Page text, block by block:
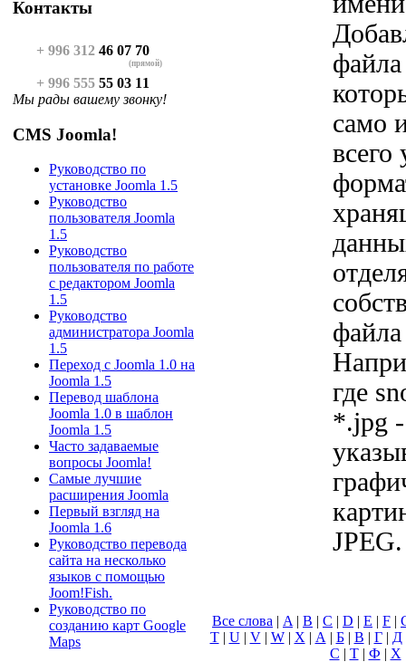
Контакты
+ 996 312 46 07 70
(прямой)
+ 996 555 55 03 11
Мы рады вашему звонку!
CMS Joomla!
Руководство по
установке Joomla 1.5
Руководство
пользователя Joomla
1.5
Руководство
пользователя по работе
с редактором Joomla
1.5
Руководство
администратора Joomla
1.5
Переход с Joomla 1.0 на
Joomla 1.5
Перевод шаблона
Joomla 1.0 в шаблон
Joomla 1.5
Часто задаваемые
вопросы Joomla!
Самые лучшие
расширения Joomla
Первый взгляд на
Joomla 1.6
Руководство перевода
сайта на несколько
языков с помощью
Joom!Fish.
Руководство по
созданию карт Google
Maps
само
всего
где
*.jpg
JPEG.
Все слова | A | B | C | D | E | F |
T| U| V| W| X | А | Б| В | Г| Д
С | Т| Ф | Х